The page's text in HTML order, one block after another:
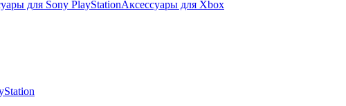
для Sony PlayStationАксессуары для Xbox